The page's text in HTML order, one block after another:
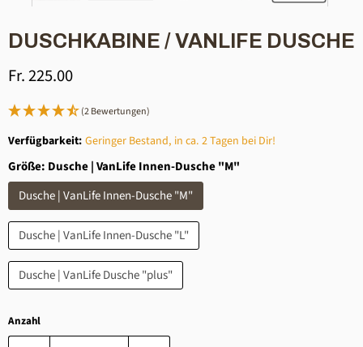
DUSCHKABINE / VANLIFE DUSCHE
Aktueller Preis
Fr. 225.00
(2 Bewertungen)
Verfügbarkeit: Geringer Bestand, in ca. 2 Tagen bei Dir!
Größe: Dusche | VanLife Innen-Dusche "M"
Dusche | VanLife Innen-Dusche "M"
Dusche | VanLife Innen-Dusche "L"
Dusche | VanLife Dusche "plus"
Anzahl